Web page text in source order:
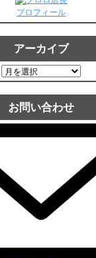
プロフィール
アーカイブ
ア
ー
カ
ブ
お問い合わせ